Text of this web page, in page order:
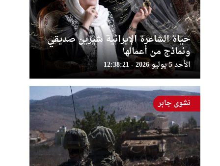
حياة الشاعرة الإيرانية شيرين صديقي
ونماذج من أعمالها
الأحد 5 يوليو 2026 - 12:38:21
نشوى جابر